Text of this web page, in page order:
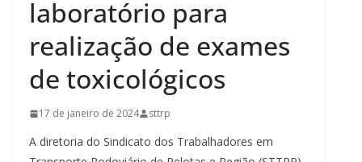
laboratório para
realização de exames
de toxicológicos
17 de janeiro de 2024 sttrp
A diretoria do Sindicato dos Trabalhadores em